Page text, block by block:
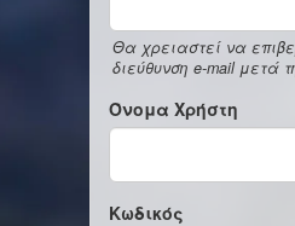
Θα χρειαστεί να
διεύθυνση e-mail μετά
Όνομα Χρήστη
Κωδικός